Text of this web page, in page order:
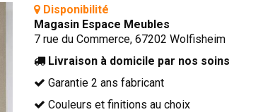
Disponibilité
Magasin Espace Meubles
7 rue du Commerce, 67202 Wolfisheim
Livraison à domicile par nos soins
Garantie 2 ans fabricant
Couleurs et finitions au choix